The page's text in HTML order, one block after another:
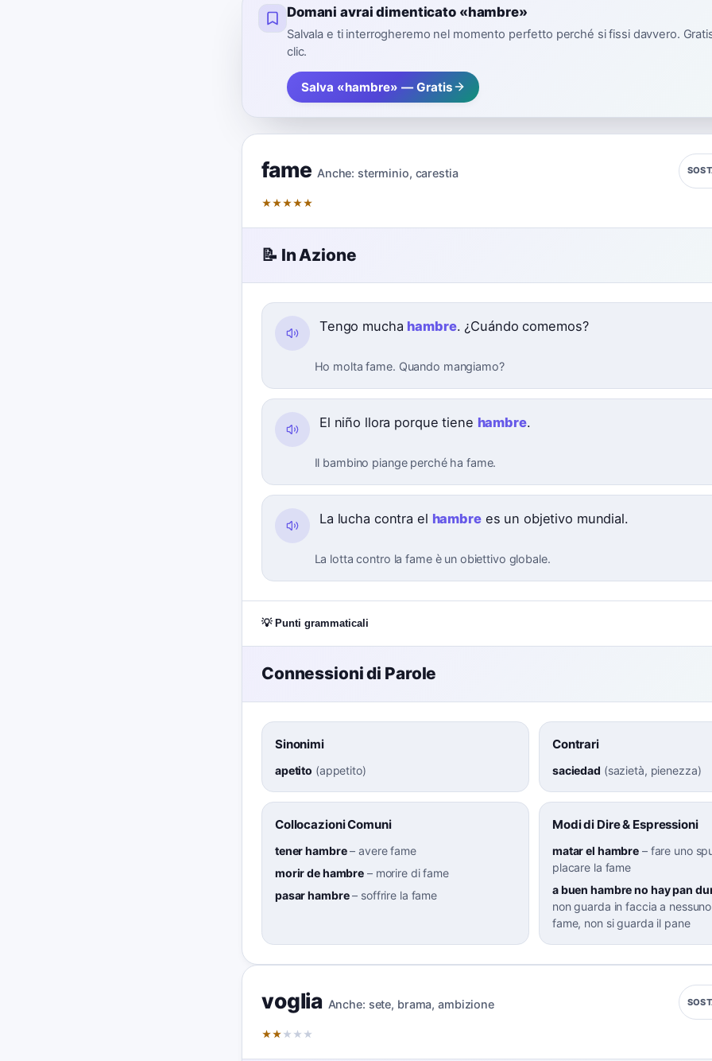
Domani avrai dimenticato «hambre»
Salvala e ti interrogheremo nel momento perfetto perché si fissi davvero.
clic.
Salva «hambre» — Gratis
fame Anche: sterminio, carestia
★★★★★
📝 In Azione
Tengo mucha hambre. ¿Cuándo comemos?
Ho molta fame. Quando mangiamo?
El niño llora porque tiene hambre.
Il bambino piange perché ha fame.
La lucha contra el hambrees un objetivo mundial.
La lotta contro la fame è un obiettivo globale.
💡 Punti grammaticali
Connessioni di Parole
Sinonimi
apetito (appetito)
Contrari
saciedad (sazietà, pienezza)
Collocazioni Comuni
tener hambre–avere fame
morir de hambre – morire di fame
pasar hambre– soffrire la fame
Modi di Dire & Espressioni
matar el hambre – fare uno
placare la fame
a buen hambre no hay pan
non guarda in faccia a
fame, non si guarda il pane
voglia Anche: sete, brama,ambizione
★★ ★ ★ ★